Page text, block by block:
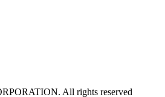
All rights reserved